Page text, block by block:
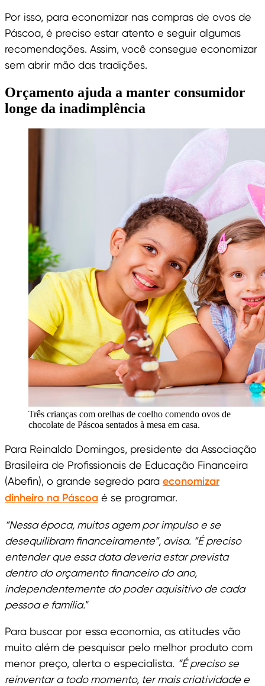
Por isso, para economizar nas compras de ovos de
Páscoa, é preciso estar atento e seguir algumas
recomendações. Assim, você consegue economizar
sem abrir mão das tradições.
Orçamento ajuda a manter consumidor
longe da inadimplência
Três crianças com orelhas de coelho comendo ovos de
chocolate de Páscoa sentados à mesa em casa.
Para Reinaldo Domingos, presidente da Associação
Brasileira de Profissionais de Educação Financeira
(Abefin), o grande segredo para economizar
dinheiro na Páscoa é se programar.
“Nessa época, muitos agem por impulso e se
desequilibram financeiramente”, avisa. “É preciso
entender que essa data deveria estar prevista
dentro do orçamento financeiro do ano,
independentemente do poder aquisitivo de cada
pessoa e família.”
Para buscar por essa economia, as atitudes vão
muito além de pesquisar pelo melhor produto com
menor preço, alerta o especialista. “É preciso se
reinventar a todo momento, ter mais criatividade e